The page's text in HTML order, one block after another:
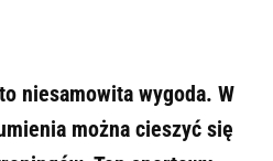
niesamowita wygoda. W
można cieszyć się